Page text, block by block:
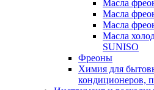
Масла
Масла
Масла
Масла
SUNISO
Фреоны
Химия для
кондиционеров,